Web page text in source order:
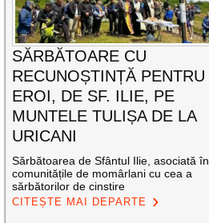
SĂRBĂTOARE CU
RECUNOȘTINȚĂ PENTRU
EROI, DE SF. ILIE, PE
MUNTELE TULIȘA DE LA
URICANI
Sărbătoarea de Sfântul Ilie, asociată în
comunitățile de momârlani cu cea a
sărbătorilor de cinstire
CITEȘTE MAI DEPARTE